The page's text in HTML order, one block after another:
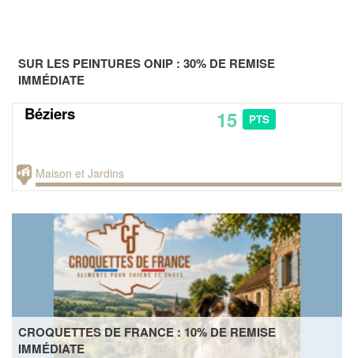
SUR LES PEINTURES ONIP : 30% DE REMISE
IMMÉDIATE
Béziers 15 PTS
Maison et Jardins
CROQUETTES DE FRANCE : 10% DE REMISE
IMMÉDIATE